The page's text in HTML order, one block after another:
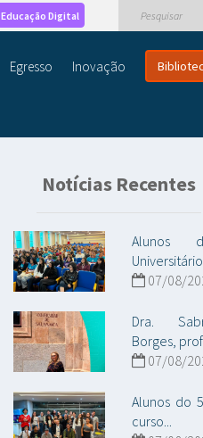
Educação Digital
Egresso Inovação
Notícias Recentes
Alunos
07/08/
Dra.
Borges,
07/08/
Alunos do
curso...